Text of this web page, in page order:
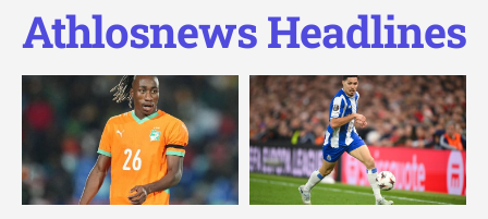
Athlosnews Headlines